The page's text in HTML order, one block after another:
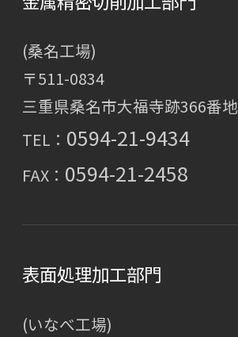
(桑名工場)
〒511-0834
三重県桑名市大福寺跡366番地
TEL： 0594-21-9434
FAX： 0594-21-2458
表面処理加工部門
(いなべ工場)